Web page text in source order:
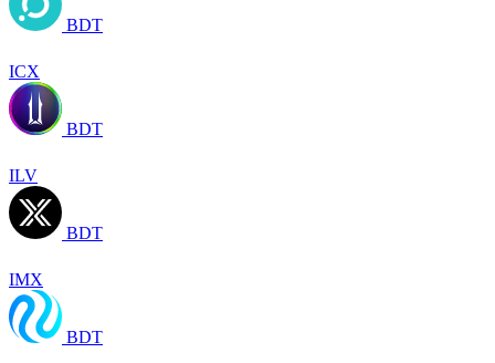
BDT
ICX
BDT
ILV
BDT
IMX
BDT